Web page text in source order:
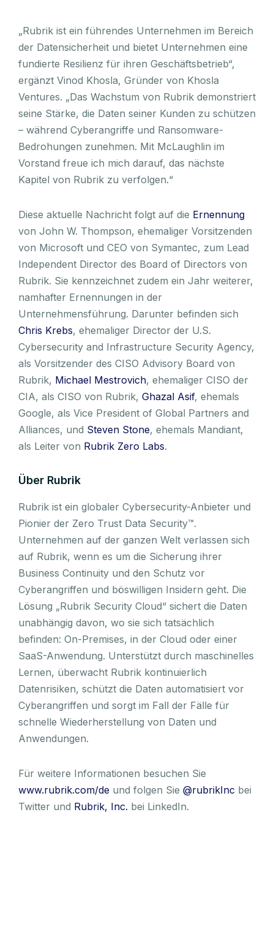
„Rubrik ist ein führendes Unternehmen im Bereich
der Datensicherheit und bietet Unternehmen eine
fundierte Resilienz für ihren Geschäftsbetrieb“,
ergänzt Vinod Khosla, Gründer von Khosla
Ventures. „Das Wachstum von Rubrik demonstriert
seine Stärke, die Daten seiner Kunden zu schützen
– während Cyberangriffe und Ransomware-
Bedrohungen zunehmen. Mit McLaughlin im
Vorstand freue ich mich darauf, das nächste
Kapitel von Rubrik zu verfolgen.“
Diese aktuelle Nachricht folgt auf die Ernennung
von John W. Thompson, ehemaliger Vorsitzenden
von Microsoft und CEO von Symantec, zum Lead
Independent Director des Board of Directors von
Rubrik. Sie kennzeichnet zudem ein Jahr weiterer,
namhafter Ernennungen in der
Unternehmensführung. Darunter befinden sich
Chris Krebs, ehemaliger Director der U.S.
Cybersecurity and Infrastructure Security Agency,
als Vorsitzender des CISO Advisory Board von
Rubrik, Michael Mestrovich, ehemaliger CISO der
CIA, als CISO von Rubrik, Ghazal Asif, ehemals
Google, als Vice President of Global Partners and
Alliances, und Steven Stone, ehemals Mandiant,
als Leiter von Rubrik Zero Labs.
Über Rubrik
Rubrik ist ein globaler Cybersecurity-Anbieter und
Pionier der Zero Trust Data Security™.
Unternehmen auf der ganzen Welt verlassen sich
auf Rubrik, wenn es um die Sicherung ihrer
Business Continuity und den Schutz vor
Cyberangriffen und böswilligen Insidern geht. Die
Lösung „Rubrik Security Cloud“ sichert die Daten
unabhängig davon, wo sie sich tatsächlich
befinden: On-Premises, in der Cloud oder einer
SaaS-Anwendung. Unterstützt durch maschinelles
Lernen, überwacht Rubrik kontinuierlich
Datenrisiken, schützt die Daten automatisiert vor
Cyberangriffen und sorgt im Fall der Fälle für
schnelle Wiederherstellung von Daten und
Anwendungen.
Für weitere Informationen besuchen Sie
www.rubrik.com/de und folgen Sie @rubrikInc bei
Twitter und Rubrik, Inc. bei LinkedIn.